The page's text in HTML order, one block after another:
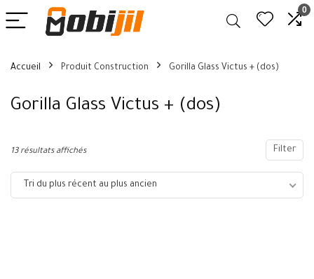
0
Accueil Produit Construction Gorilla Glass Victus + (dos)
Gorilla Glass Victus + (dos)
Filter
13 résultats affichés
Tri du plus récent au plus ancien